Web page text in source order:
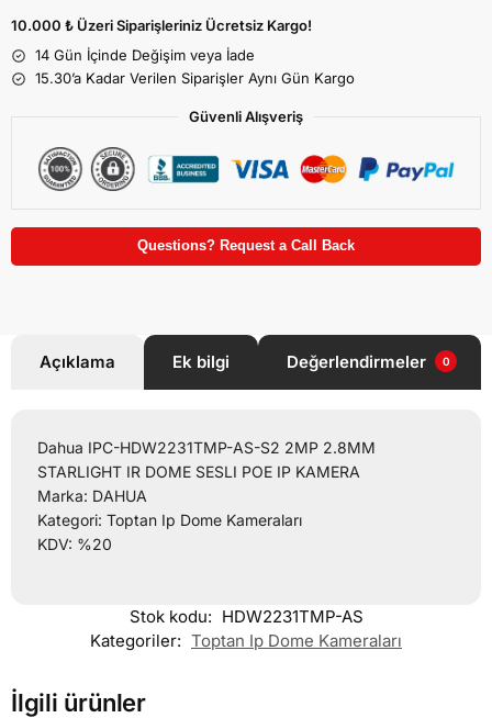
10.000 ₺ Üzeri Siparişleriniz Ücretsiz Kargo!
14 Gün İçinde Değişim veya İade
15.30’a Kadar Verilen Siparişler Aynı Gün Kargo
Güvenli Alışveriş
Questions? Request a Call Back
Açıklama Ek bilgi Değerlendirmeler 0
Dahua IPC-HDW2231TMP-AS-S2 2MP 2.8MM
STARLIGHT IR DOME SESLI POE IP KAMERA
Marka: DAHUA
Kategori: Toptan Ip Dome Kameraları
KDV: %20
Stok kodu: HDW2231TMP-AS
Kategoriler: Toptan Ip Dome Kameraları
İlgili ürünler